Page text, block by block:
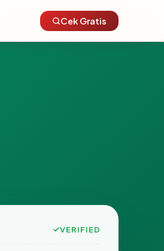
Cek Gratis
VERIFIED